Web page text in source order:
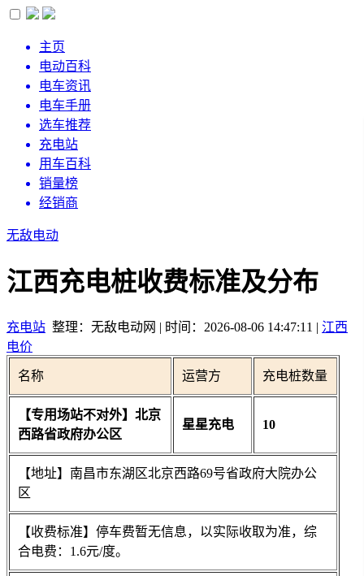
主页
电动百科
电车资讯
电车手册
选车推荐
充电站
用车百科
销量榜
经销商
无敌电动
江西充电桩收费标准及分布
充电站 整理：无敌电动网 | 时间：2026-08-06 14:47:11 | 江西
电价
名称 运营方 充电桩数量
【专用场站不对外】北京
西路省政府办公区
星星充电 10
【地址】南昌市东湖区北京西路69号省政府大院办公
区
【收费标准】停车费暂无信息，以实际收取为准，综
合电费：1.6元/度。